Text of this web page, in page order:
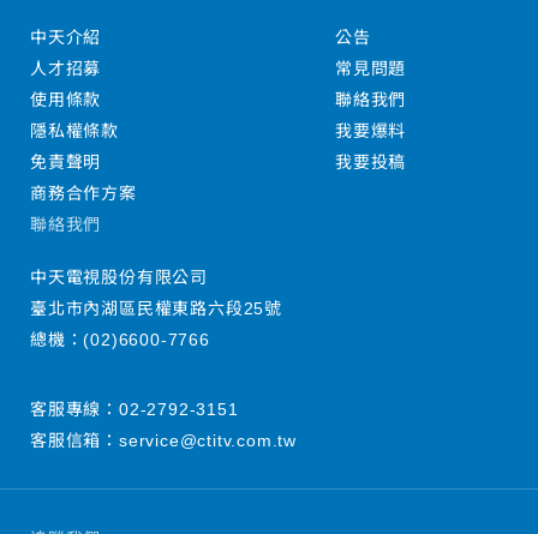
中天介紹
人才招募
使用條款
隱私權條款
免責聲明
商務合作方案
公告
常見問題
聯絡我們
我要爆料
我要投稿
聯絡我們
中天電視股份有限公司
臺北市內湖區民權東路六段25號
總機：(02)6600-7766
客服專線： 02-2792-3151
客服信箱： service@ctitv.com.tw